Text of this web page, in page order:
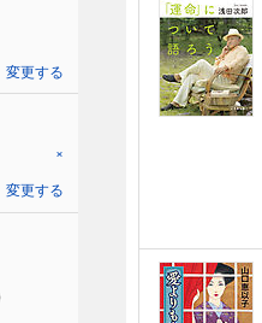
変更する
×
変更する